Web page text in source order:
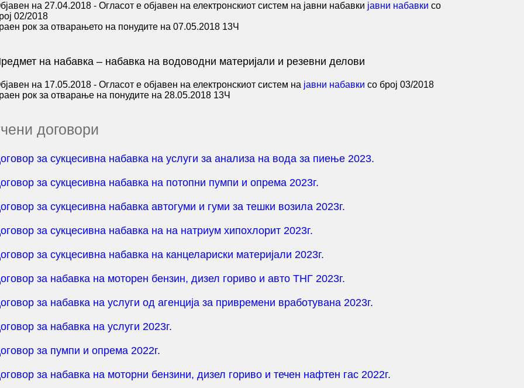
на 27.04.2018 - Огласот е објавен на електронскиот систем на јавни набавки јавни набавки со
02/2018
рок за отварањето на понудите на 07.05.2018 13Ч
на набавка – набавка на водоводни материјали и резевни делови
на 17.05.2018 - Огласот е објавен на електронскиот систем на јавни набавки со број 03/2018
рок за отварање на понудите на 28.05.2018 13Ч
договори
за сукцесивна набавка на услуги за анализа на вода за пиење 2023.
за сукцесивна набавка на потопни пумпи и опрема 2023г.
за сукцесивна набавка автогуми и гуми за тешки возила 2023г.
за сукцесивна набавка на на натриум хипохлорит 2023г.
за сукцесивна набавка на канцелариски материјали 2023г.
за набавка на моторен бензин, дизел гориво и авто ТНГ 2023г.
за набавка на услуги од агенција за привремени вработувана 2023г.
за набавка на услуги 2023г.
за пумпи и опрема 2022г.
за набавка на моторни бензини, дизел гориво и течен нафтен гас 2022г.